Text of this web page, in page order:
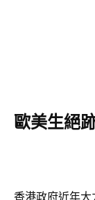
歐美生絕
香港政府近年